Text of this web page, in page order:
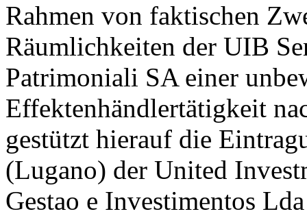
Rahmen von faktischen
Räumlichkeiten der UIB
Patrimoniali SA einer
Effektenhändlertätigkeit
gestützt hierauf die
(Lugano) der United
Gestao e Investimentos